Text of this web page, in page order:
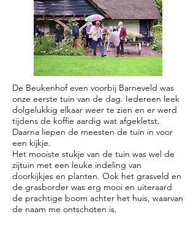
De Beukenhof even voorbij Barneveld was
onze eerste tuin van de dag. Iedereen leek
dolgelukkig elkaar weer te zien en er werd
tijdens de koffie aardig wat afgekletst.
Daarna liepen de meesten de tuin in voor
een kijkje.
Het mooiste stukje van de tuin was wel de
zijtuin met een leuke indeling van
doorkijkjes en planten. Ook het grasveld en
de grasborder was erg mooi en uiteraard
de prachtige boom achter het huis, waarvan
de naam me ontschoten is.